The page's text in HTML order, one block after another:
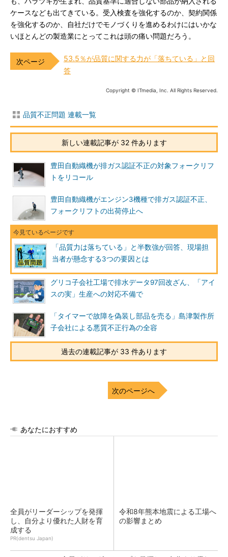
ケースなども出てきている。受入検査を強化するのか、契約関係
を強化するのか、自社だけでモノづくりを進めるわけにはいかな
いほとんどの製造業にとってこれは頭の痛い問題だろう。
53.5％が品質に関する力が「落ちている」と回
答
Copyright © ITmedia, Inc. All Rights Reserved.
品質不正問題 連載一覧
新しい連載記事が 32 件あります
豊田自動織機が排ガス認証不正の対象フォークリフ
トをリコール
豊田自動織機がエンジン3機種で排ガス認証不正、
フォークリフトの出荷停止へ
「品質力は落ちている」と半数強が回答、現場担
当者が懸念する3つの要因とは
グリコ子会社工場で排水データ97回改ざん、「アイ
スの実」生産への対応不備で
「タイマーで故障を偽装し部品を売る」島津製作所
子会社による悪質不正行為の全容
過去の連載記事が 33 件あります
次のページへ
あなたにおすすめ
全員がリーダーシップを発揮
し、自分より優れた人財を育
成する
PR(dentsu Japan)
令和8年熊本地震による工場へ
の影響まとめ